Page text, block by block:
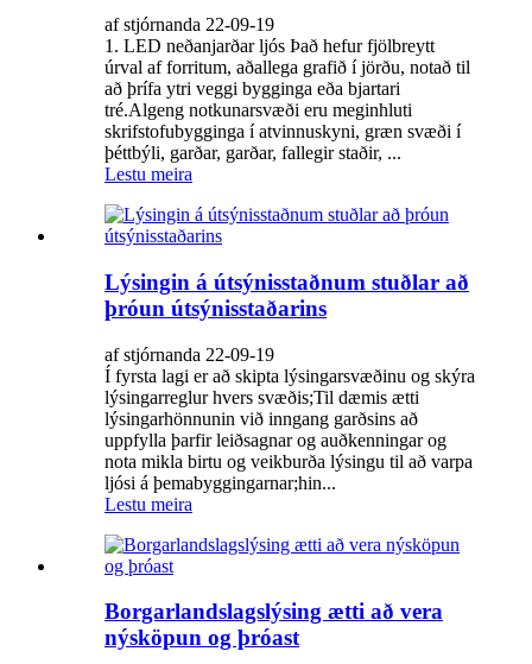
af stjórnanda 22-09-19
1. LED neðanjarðar ljós Það hefur fjölbreytt
úrval af forritum, aðallega grafið í jörðu, notað til
að þrífa ytri veggi bygginga eða bjartari
tré.Algeng notkunarsvæði eru meginhluti
skrifstofubygginga í atvinnuskyni, græn svæði í
þéttbýli, garðar, garðar, fallegir staðir, ...
Lestu meira
Lýsingin á útsýnisstaðnum stuðlar að
þróun útsýnisstaðarins
af stjórnanda 22-09-19
Í fyrsta lagi er að skipta lýsingarsvæðinu og skýra
lýsingarreglur hvers svæðis;Til dæmis ætti
lýsingarhönnunin við inngang garðsins að
uppfylla þarfir leiðsagnar og auðkenningar og
nota mikla birtu og veikburða lýsingu til að varpa
ljósi á þemabyggingarnar;hin...
Lestu meira
Borgarlandslagslýsing ætti að vera
nýsköpun og þróast